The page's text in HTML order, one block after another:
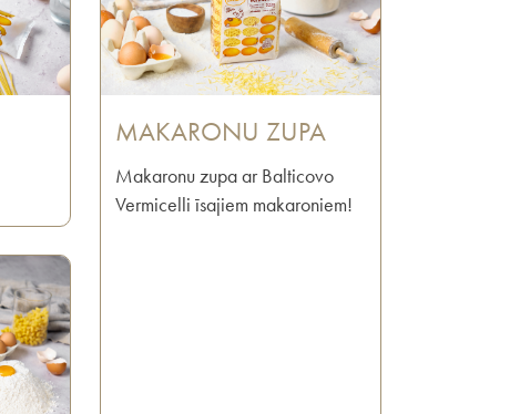
MAKARONU ZUPA
Makaronu zupa ar Balticovo
Vermicelli īsajiem makaroniem!